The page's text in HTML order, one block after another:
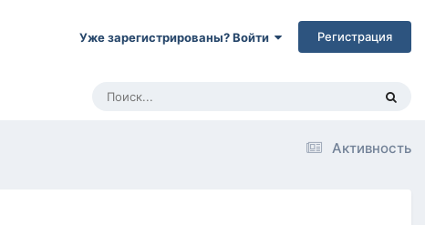
Уже зарегистрированы? Войти Регистрация
Активность